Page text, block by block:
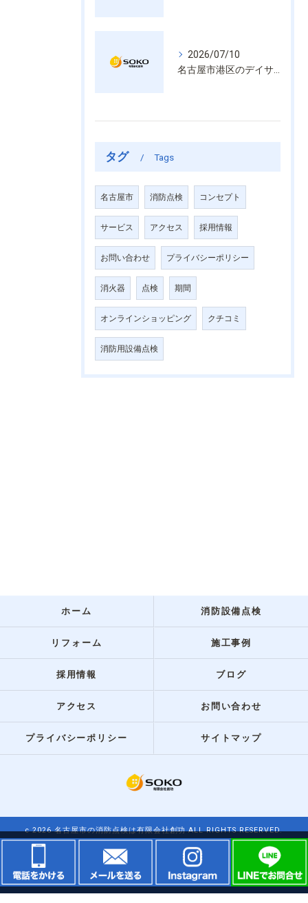
2026/07/10
タグ Tags
名古屋市 消防点検 コンセプト
サービス アクセス 採用情報
お問い合わせ プライバシーポリシー
消火器 点検 期間
オンラインショッピング クチコミ
消防用設備点検
ホーム 消防設備点検
リフォーム 施工事例
採用情報 ブログ
アクセス お問い合わせ
プライバシーポリシー サイトマップ
c 2026 名古屋市の消防点検は有限会社創功 ALL RIGHTS RESERVED.